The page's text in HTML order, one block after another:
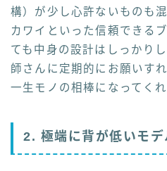
構）が少し心許ないものも
カワイといった信頼できる
ても中身の設計はしっかり
師さんに定期的にお願いす
一生モノの相棒になってくれ
2. 極端に背が低いモデ